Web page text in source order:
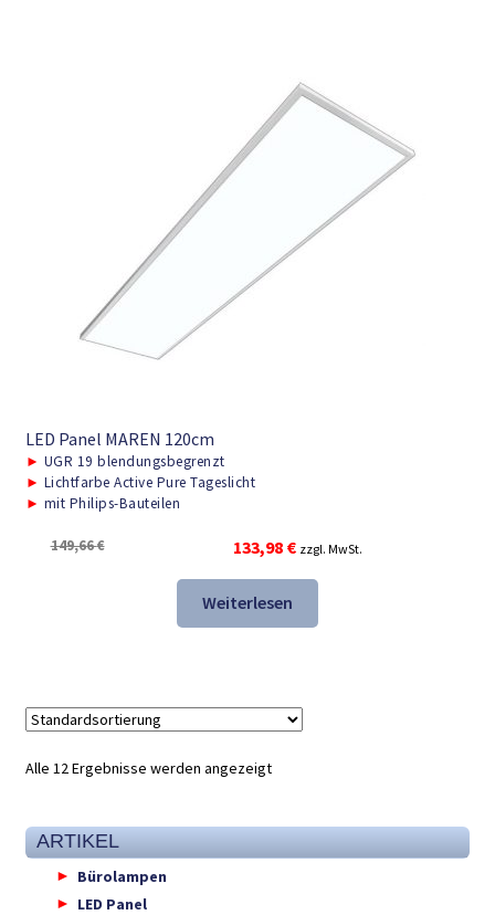
LED Panel MAREN 120cm
► UGR 19 blendungsbegrenzt
► Lichtfarbe Active Pure Tageslicht
► mit Philips-Bauteilen
149,66€
Ursprünglicher
war:
149,66 €
133,98 €Aktueller
133,98 €.
zzgl. MwSt.
Weiterlesen
Alle 12 Ergebnisse werden angezeigt
ARTIKEL
Bürolampen
LED Panel